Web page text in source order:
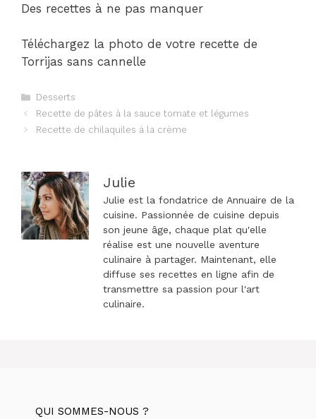
Des recettes à ne pas manquer
Téléchargez la photo de votre recette de
Torrijas sans cannelle
Catégories
Desserts
Navigation
des
Recette de pâtes à la sauce tomate et légumes
Recette de chilaquiles à la crème
Julie
Julie est la fondatrice de Annuaire de la
cuisine. Passionnée de cuisine depuis
son jeune âge, chaque plat qu'elle
réalise est une nouvelle aventure
culinaire à partager. Maintenant, elle
diffuse ses recettes en ligne afin de
transmettre sa passion pour l'art
culinaire.
QUI SOMMES-NOUS ?